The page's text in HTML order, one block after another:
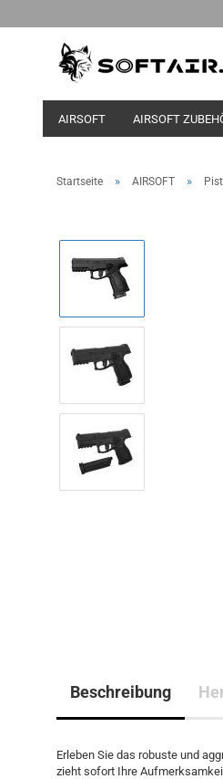
AIRSOFT AIRSOFT
Startseite » AIRSOFT »
Beschreibung
Erleben Sie das robuste und
zieht sofort Ihre